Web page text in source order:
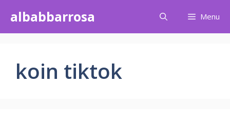
isi
albabbarrosa Menu
koin tiktok